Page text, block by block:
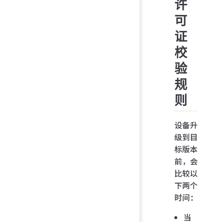
许
可
证
校
验
规
则
设备升
级到目
标版本
前，会
比较以
下两个
时间：
当